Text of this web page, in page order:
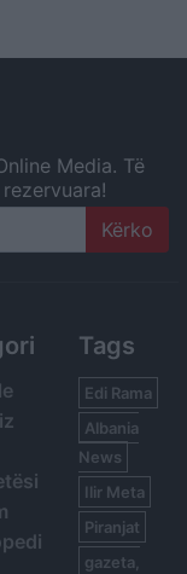
Media. Të
Tags
Edi Rama
Albania
News
Ilir Meta
Piranjat
gazeta,